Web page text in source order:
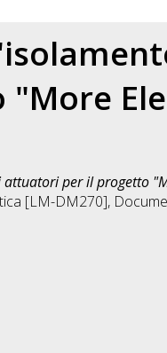
per il progetto
[LM-DM270],